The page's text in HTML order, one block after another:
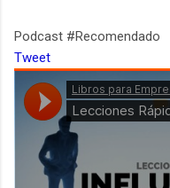
Podcast #Recomendado
Tweet